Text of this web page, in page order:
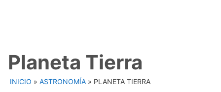
Planeta Tierra
INICIO » ASTRONOMÍA » PLANETA TIERRA